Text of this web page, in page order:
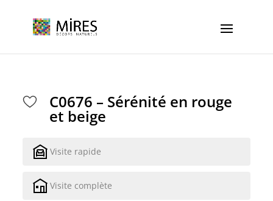
C0676 – Sérénité en rouge
et beige
Visite rapide
Visite complète